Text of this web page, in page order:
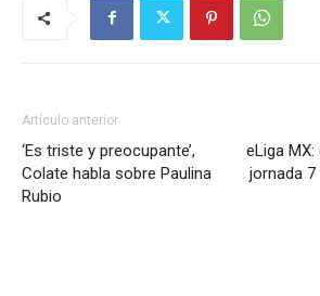
Artículo anterior
‘Es triste y preocupante’,
Colate habla sobre Paulina
Rubio
eLiga
jornada